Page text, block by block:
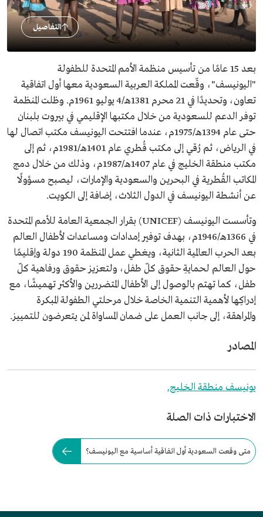
التفاصيل
بعد 15 عامًا من تأسيس منظمة الأمم المتحدة للطفولة
"اليونيسف"، وقّعت المملكة العربية السعودية معها أول اتفاقية
تعاون، وتحديدًا في 21 محرم 1381هـ/4 يوليو 1961م. وظلت المنظمة
توفر الدعم للسعودية من خلال مكتبها الإقليمي في بيروت بلبنان
حتى عام 1394هـ/1975م، عندما افتتحت اليونيسف مكتب اتصال لها
في الرياض، ثم رُقي إلى مكتب قُطري عام 1401هـ/1981م، ثم إلى
مكتب منطقة الخليج في عام 1407هـ/1987م، وذلك من خلال دمج
المكاتب القُطرية في البحرين والسعودية والإمارات، ليصبح مسؤولًا
عن أنشطة اليونيسف في الدول الثلاث، إضافة إلى الكويت.
وتأسست اليونيسف (UNICEF) بقرار الجمعية العامة للأمم المتحدة
في 1366هـ/1946م، بهدف توفير إمدادات ومساعدات لأطفال العالم
بعد الحرب العالمية الثانية، ويغطي عمل المنظمة 190 دولة وإقليمًا
حول العالم لحمايةِ حقوق كلّ طفل، ولتعزيز حقوق ورفاهية كلّ
طفل، كما تهتم بالوصول إلى الأطفال المتضررين والأكثر تهميشًا، مع
إدراكِها لأهمية التنمية الخاصة خلال مرحلتي الطفولة المبكرة
والمراهقة، إلى جانب العمل على ضمان المساواة لمن يتعرضون للتمييز.
المصادر
يونيسف منطقة الخليج.
الاختبارات ذات الصلة
متى وقعت السعودية أول اتفاقية أساسية مع اليونيسف؟